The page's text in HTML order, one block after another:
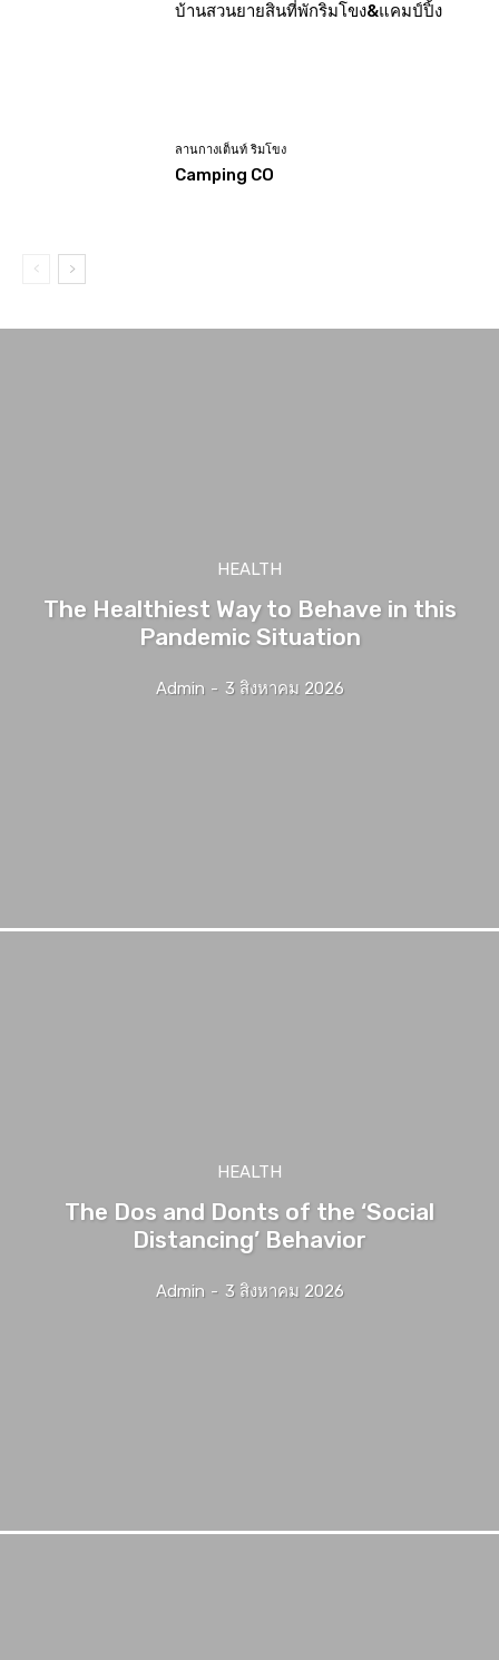
บ้านสวนยายสินที่พักริมโขง&แคมป์ปิ้ง
ลานกางเต็นท์ ริมโขง
Camping CO
HEALTH
The Healthiest Way to Behave in this
Pandemic Situation
Admin - 3 สิงหาคม 2026
HEALTH
The Dos and Donts of the ‘Social
Distancing’ Behavior
Admin - 3 สิงหาคม 2026